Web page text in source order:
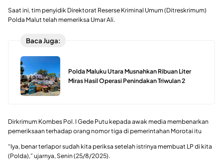
Saat ini, tim penyidik Direktorat Reserse Kriminal Umum (Ditreskrimum)
Polda Malut telah memeriksa Umar Ali.
Baca Juga:
Polda Maluku Utara Musnahkan Ribuan Liter
Miras Hasil Operasi Penindakan Triwulan 2
Dirkrimum Kombes Pol. I Gede Putu kepada awak media membenarkan
pemeriksaan terhadap orang nomor tiga di pemerintahan Morotai itu
“Iya, benar terlapor sudah kita periksa setelah istrinya membuat LP di kita
(Polda),” ujarnya, Senin (25/8/2025).